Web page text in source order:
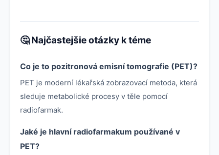
🤔 Najčastejšie otázky k téme
Co je to pozitronová emisní tomografie (PET)?
PET je moderní lékařská zobrazovací metoda, která
sleduje metabolické procesy v těle pomocí
radiofarmak.
Jaké je hlavní radiofarmakum používané v
PET?